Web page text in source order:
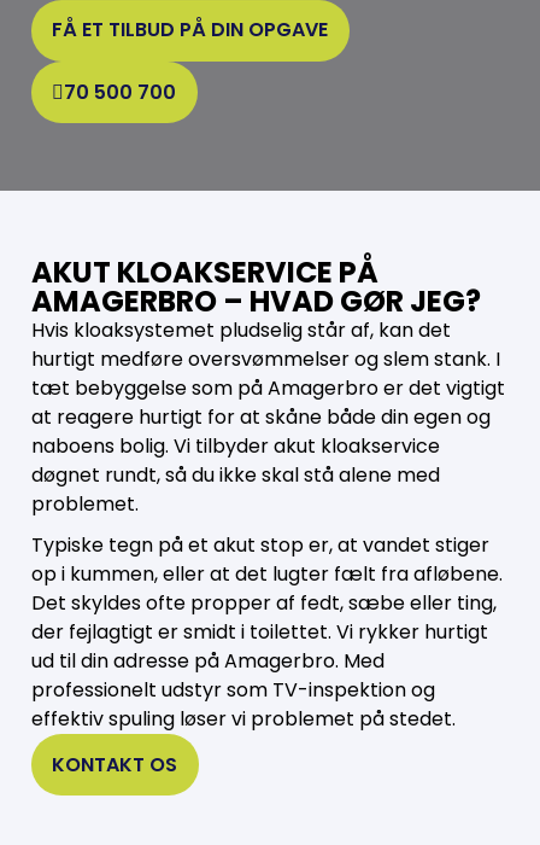
FÅ ET TILBUD PÅ DIN OPGAVE
70 500 700
AKUT KLOAKSERVICE PÅ
AMAGERBRO – HVAD GØR JEG?
Hvis kloaksystemet pludselig står af, kan det
hurtigt medføre oversvømmelser og slem stank. I
tæt bebyggelse som på Amagerbro er det vigtigt
at reagere hurtigt for at skåne både din egen og
naboens bolig. Vi tilbyder akut kloakservice
døgnet rundt, så du ikke skal stå alene med
problemet.
Typiske tegn på et akut stop er, at vandet stiger
op i kummen, eller at det lugter fælt fra afløbene.
Det skyldes ofte propper af fedt, sæbe eller ting,
der fejlagtigt er smidt i toilettet. Vi rykker hurtigt
ud til din adresse på Amagerbro. Med
professionelt udstyr som TV-inspektion og
effektiv spuling løser vi problemet på stedet.
KONTAKT OS